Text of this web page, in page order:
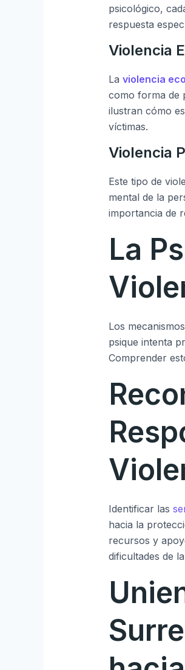
psicológico,
respuesta
Violencia
La violencia
como forma de
ilustran cómo
víctimas.
Violencia
Este tipo de
mental de la
importancia de
La
Los
psique intenta
Comprender
Identificar las
hacia la
recursos y
dificultades de